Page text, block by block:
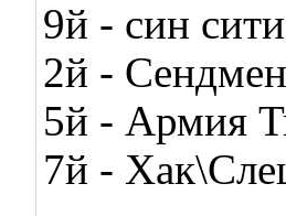
9й - син
2й - Сендмен
5й - Армия
7й -